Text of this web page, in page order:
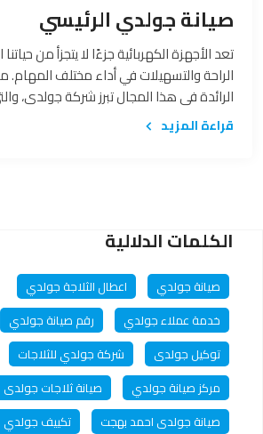
صيانة جولدي الرئيسي
تعد الأجهزة الكهربائية جزءًا لا يتجزأ من
الراحة والتسهيلات في أداء مختلف المهام.
الرائدة في هذا المجال تبرز شركة جولدي،
متنوعة من الأجهزة الكهربائية عالية الجودة.
بصيانة أجهزة جولدي الرئيسية خطوة ضرورية
قراءة المزيد
الكلمات الدلالية
صيانة جولدي
اعطال الثلاجة جولدي
خدمة عملاء جولدي
رقم صيانة جولدي
توكيل جولدى
شركة جولدي للثلاجات
مركز صيانة جولدي
صيانة ثلاجات جولدى
صيانة جولدى احمد بهجت
تكييف جولدي